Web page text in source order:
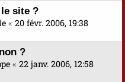
site ?
« 20 févr. 2006, 19:38
?
« 22 janv. 2006, 12:58